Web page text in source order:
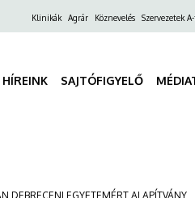
FelsőKlinikák Agrár Köznevelés Szervezetek
HÍREINK SAJTÓFIGYELŐ
DEBRECENI EGYETEMÉRT ALAPÍTVÁNY